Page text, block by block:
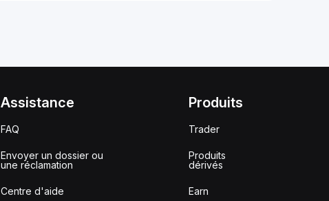
Assistance
FAQ
Envoyer un dossier ou
une réclamation
Centre d'aide
Produits
Trader
Produits
dérivés
Earn